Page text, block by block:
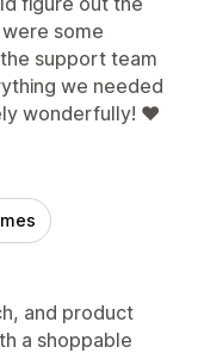
some
support team
we needed
wonderfully! ❤
and product
a shoppable